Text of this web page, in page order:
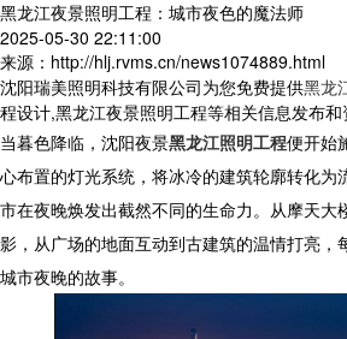
黑龙江夜景照明工程：城市夜色的魔法师
2025-05-30 22:11:00
来源：http://hlj.rvms.cn/news1074889.html
沈阳瑞美照明科技有限公司为您免费提供黑龙
程设计,黑龙江夜景照明工程等相关信息发布和
当暮色降临，沈阳夜景黑龙江照明工程便开始
心布置的灯光系统，将冰冷的建筑轮廓转化为
市在夜晚焕发出截然不同的生命力。从摩天大
影，从广场的地面互动到古建筑的温情打亮，
城市夜晚的故事。